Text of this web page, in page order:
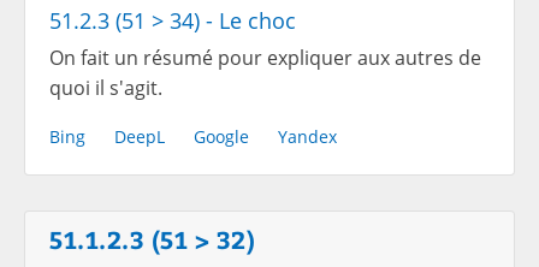
51.2.3 (51 > 34) - Le choc
On fait un résumé pour expliquer aux autres de
quoi il s'agit.
Bing DeepL Google Yandex
51.1.2.3 (51 > 32)